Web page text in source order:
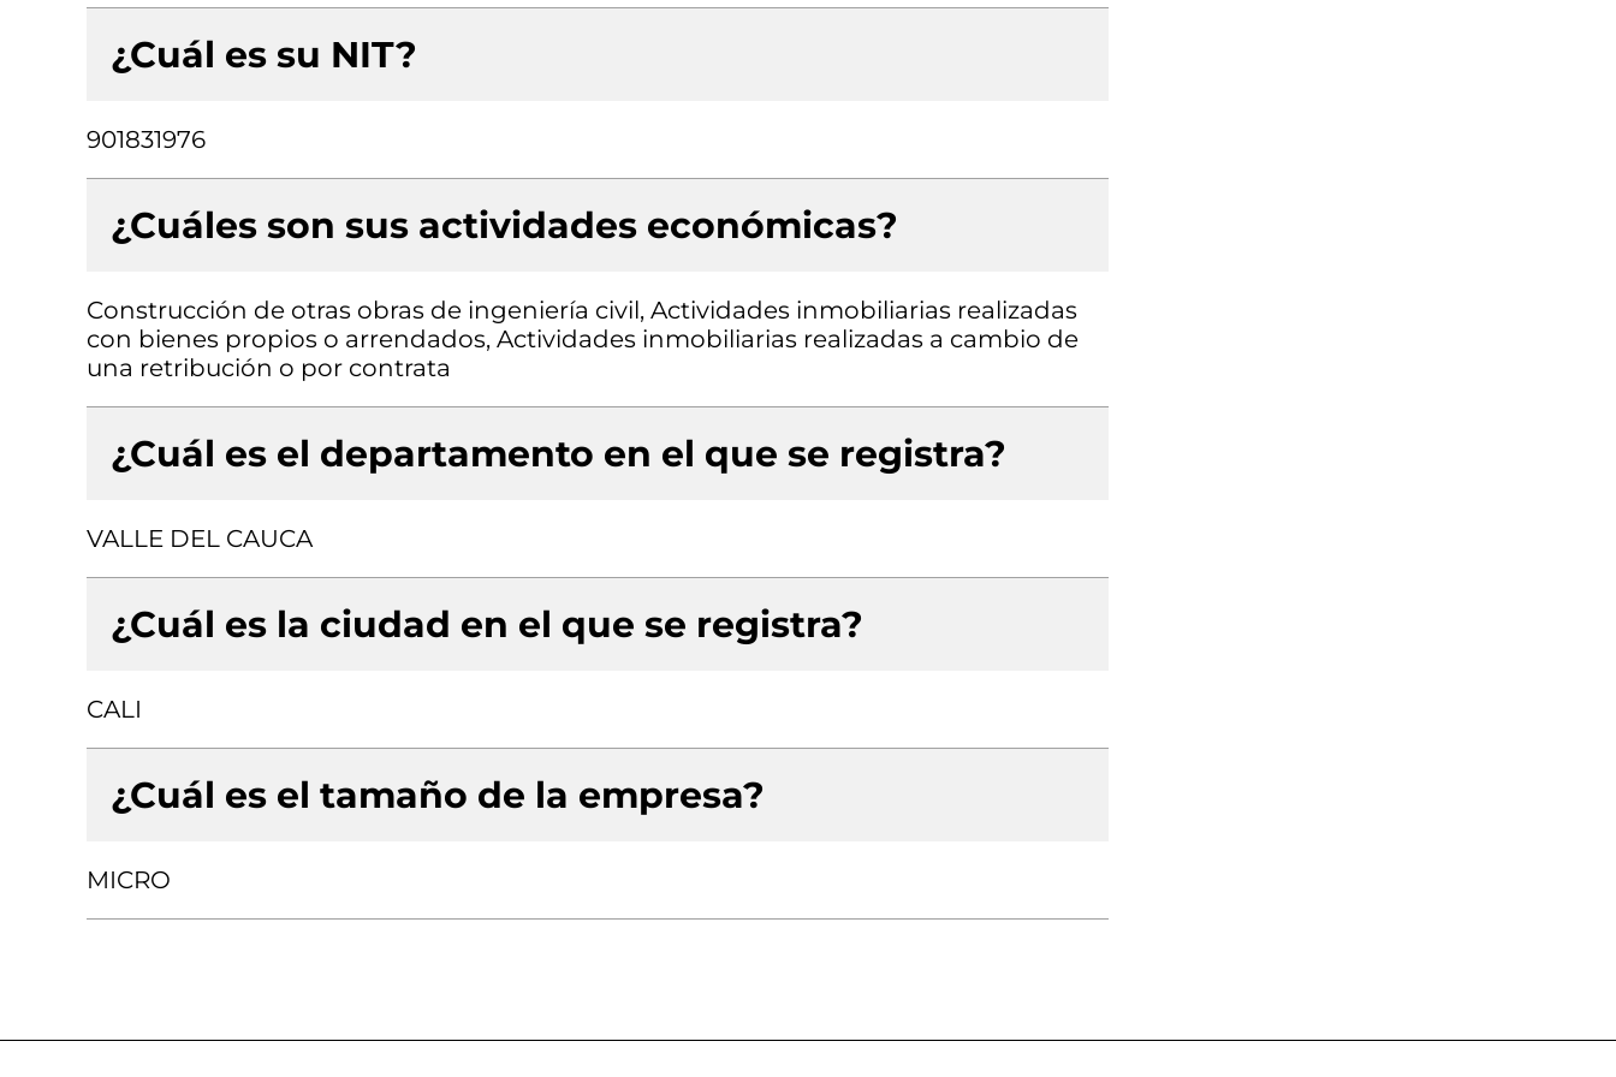
¿Cuál es su NIT?
901831976
¿Cuáles son sus actividades económicas?
Construcción de otras obras de ingeniería civil, Actividades inmobiliarias realizadas
con bienes propios o arrendados, Actividades inmobiliarias realizadas a cambio de
una retribución o por contrata
¿Cuál es el departamento en el que se registra?
VALLE DEL CAUCA
¿Cuál es la ciudad en el que se registra?
CALI
¿Cuál es el tamaño de la empresa?
MICRO